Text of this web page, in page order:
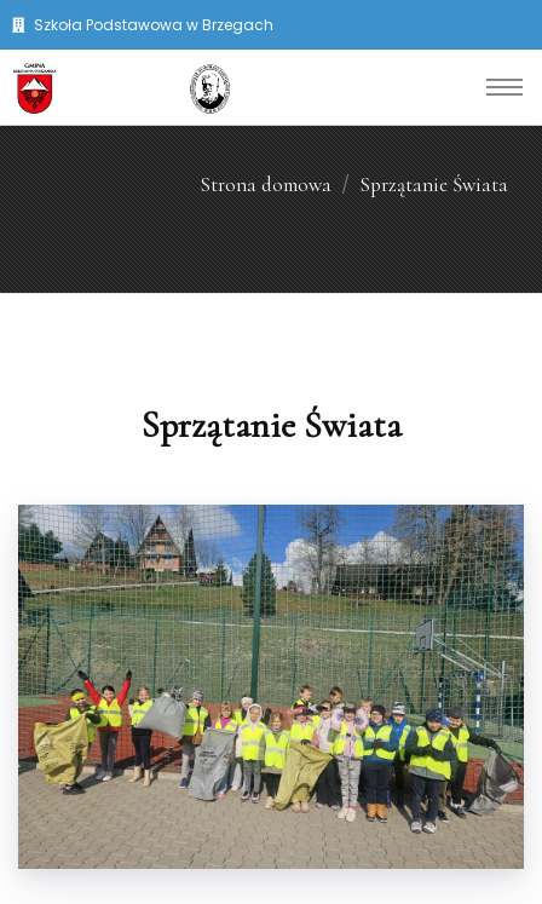
Szkoła Podstawowa w Brzegach
Strona domowa Sprzątanie Świata
Sprzątanie Świata